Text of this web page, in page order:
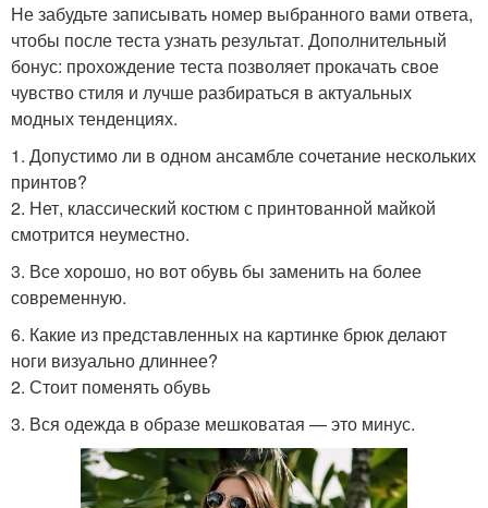
Не забудьте записывать номер выбранного вами ответа,
чтобы после теста узнать результат. Дополнительный
бонус: прохождение теста позволяет прокачать свое
чувство стиля и лучше разбираться в актуальных
модных тенденциях.
1. Допустимо ли в одном ансамбле сочетание нескольких
принтов?
2. Нет, классический костюм с принтованной майкой
смотрится неуместно.
3. Все хорошо, но вот обувь бы заменить на более
современную.
6. Какие из представленных на картинке брюк делают
ноги визуально длиннее?
2. Стоит поменять обувь
3. Вся одежда в образе мешковатая — это минус.